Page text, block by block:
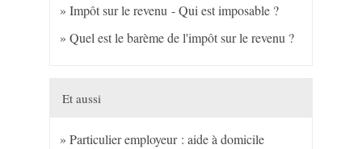
Impôt sur le revenu - Qui est imposable ?
Quel est le barème de l'impôt sur le revenu ?
Et aussi
Particulier employeur : aide à domicile